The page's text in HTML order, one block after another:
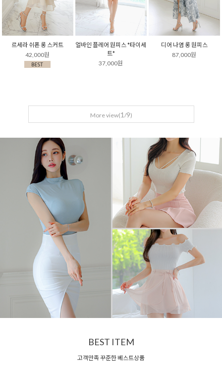
르세라 쉬폰 롱 스커트
42,000원
얼바인 플레어 원피스 *타이세
트*
37,000원
디어 나염 롱 원피스
87,000원
More view(1 /9)
BEST ITEM
고객만족 꾸준한 베스트상품